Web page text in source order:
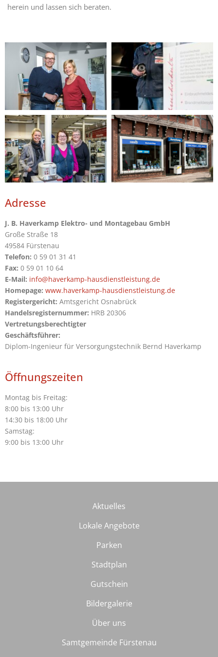
herein und lassen sich beraten.
Adresse
J. B. Haverkamp Elektro- und Montagebau GmbH
Große Straße 18
49584 Fürstenau
Telefon: 0 59 01 31 41
Fax: 0 59 01 10 64
E-Mail: info@haverkamp-hausdienstleistung.de
Homepage: www.haverkamp-hausdienstleistung.de
Registergericht: Amtsgericht Osnabrück
Handelsregisternummer: HRB 20306
Vertretungsberechtigter
Geschäftsführer:
Diplom-Ingenieur für Versorgungstechnik Bernd Haverkamp
Öffnungszeiten
Montag bis Freitag:
8:00 bis 13:00 Uhr
14:30 bis 18:00 Uhr
Samstag:
9:00 bis 13:00 Uhr
Aktuelles
Lokale Angebote
Parken
Stadtplan
Gutschein
Bildergalerie
Über uns
Samtgemeinde Fürstenau